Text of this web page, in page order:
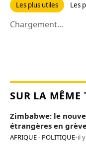
Les plus utiles Les
Chargement...
SUR LA MÊME
Zimbabwe: le
étrangères en
AFRIQUE - POLITIQUE•il